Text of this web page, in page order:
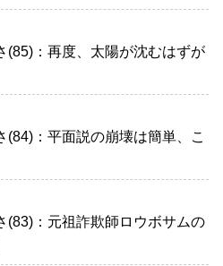
(85)：再度、太陽が沈むはずが
(84)：平面説の崩壊は簡単、こ
(83)：元祖詐欺師ロウボサムの